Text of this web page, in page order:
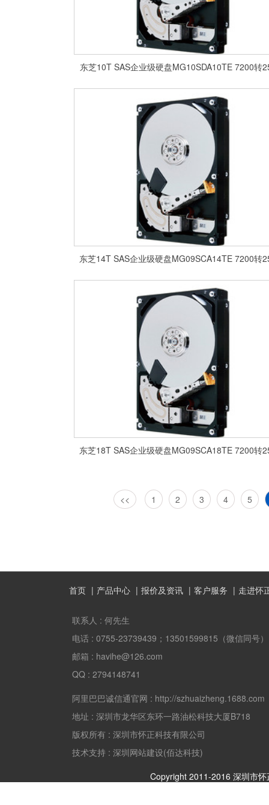
东芝10T SAS企业级硬盘MG10SDA10TE 7200转
东芝14T SAS企业级硬盘MG09SCA14TE 7200转
东芝18T SAS企业级硬盘MG09SCA18TE 7200转
<< 1 2 3 4 5
首页 产品中心 报价及资讯 客户服务 走进怀
联系人 : 何先生
电话 : 0755-23739439；13501599815（微信同号）
邮箱 : havihe@126.com
QQ : 2794148741
阿里巴巴诚信通官网 : http://szhuaizheng.1688.com
地址 : 深圳市龙华区东环一路油松科技大厦B718
版权所有 : 深圳市怀正科技有限公司
技术支持 : 深圳网站建设(佰达科技)
Copyright 2011-2016 深圳市